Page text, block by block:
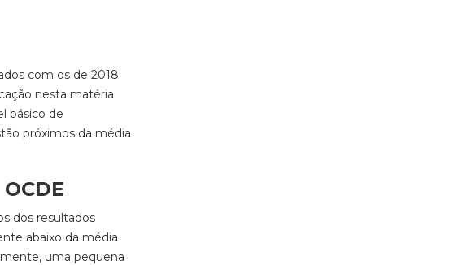
com os de 2018.
nesta matéria
básico de
próximos da média
dos resultados
abaixo da média
uma pequena